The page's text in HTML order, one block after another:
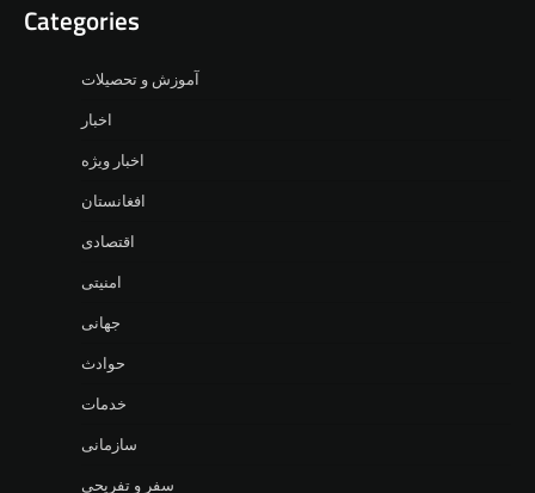
Categories
آموزش و تحصیلات
اخبار
اخبار ویژه
افغانستان
اقتصادی
امنیتی
جهانی
حوادث
خدمات
سازمانی
سفر و تفریحی